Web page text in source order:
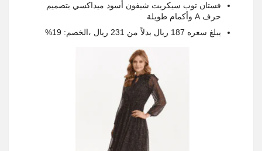
فستان توب سيكريت شيفون أسود ميداكسي بتصميم
حرف A وأكمام طويلة
يبلغ سعره 187 ريال بدلاً من 231 ريال ،الخصم: 19%